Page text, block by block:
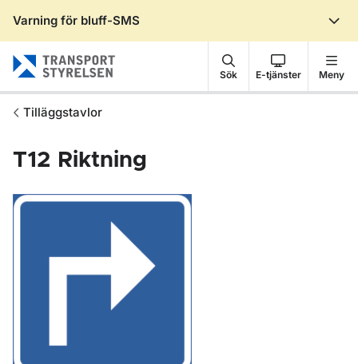
Varning för bluff-SMS
Sök E-tjänster Meny
Tilläggstavlor
T12 Riktning